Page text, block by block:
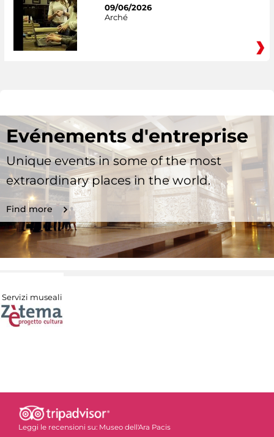
09/06/2026
Arché
Evénements d'entreprise
Unique events in some of the most
extraordinary places in the world.
Find more
Servizi museali
Leggi le recensioni su: Museo dell'Ara Pacis